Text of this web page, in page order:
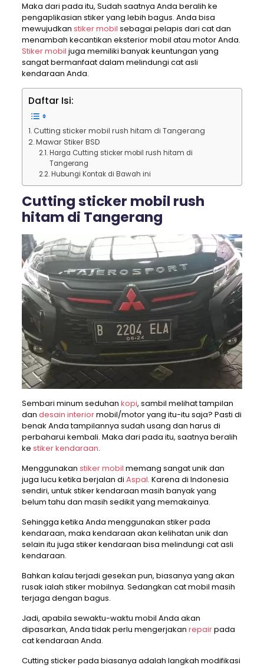
Maka dari pada itu, Sudah saatnya Anda beralih ke
pengaplikasian stiker yang lebih bagus. Anda bisa
mewujudkan stiker mobil sebagai pelapis dari cat dan
menambah kecantikan eksterior mobil atau motor Anda.
Stiker mobil juga memiliki banyak keuntungan yang
sangat bermanfaat dalam melindungi cat asli
kendaraan Anda.
Daftar Isi:
Cutting sticker mobil rush hitam di Tangerang
Mawar Stiker BSD
Harga Cutting sticker mobil rush hitam di
Tangerang
Hubungi Kontak di Bawah ini
Cutting sticker mobil rush
hitam di Tangerang
Sembari minum seduhan kopi, sambil melihat tampilan
dan desain interiormobil/motor yang itu-itu saja? Pasti di
benak Anda tampilannya sudah usang dan harus di
perbaharui kembali. Maka dari pada itu, saatnya beralih
ke stiker kendaraan.
Menggunakan stiker mobil memang sangat unik dan
juga lucu ketika berjalan di Aspal. Karena di Indonesia
sendiri, untuk stiker kendaraan masih banyak yang
belum tahu dan masih sedikit yang memakainya.
Sehingga ketika Anda menggunakan stiker pada
kendaraan, maka kendaraan akan kelihatan unik dan
selain itu juga stiker kendaraan bisa melindungi cat asli
kendaraan.
Bahkan kalau terjadi gesekan pun, biasanya yang akan
rusak ialah stiker mobilnya. Sedangkan cat mobil masih
terjaga dengan bagus.
Jadi, apabila sewaktu-waktu mobil Anda akan
dipasarkan, Anda tidak perlu mengerjakan repairpada
cat kendaraan Anda.
Cutting sticker pada biasanya adalah langkah modifikasi